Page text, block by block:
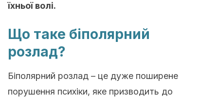
їхньої волі.
Що таке біполярний
розлад?
Біполярний розлад – це дуже поширене
порушення психіки, яке призводить до